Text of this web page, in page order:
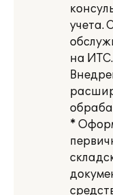
учета.
на ИТС.
*